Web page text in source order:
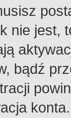
nie jest,
bądź